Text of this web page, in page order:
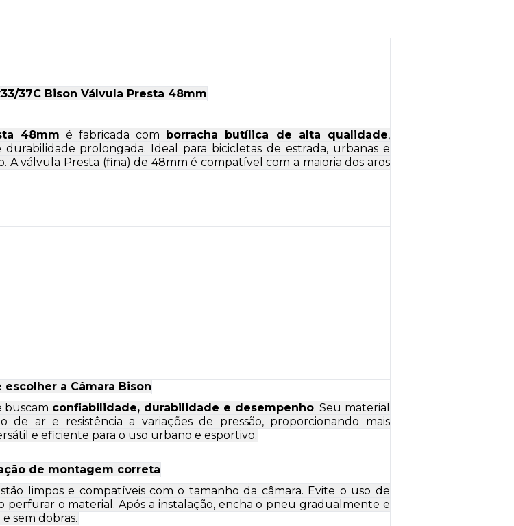
37C Bison Válvula Presta 48mm
48mm é fabricada com borracha butílica de alta qualidade,
prolongada. Ideal para bicicletas de estrada, urbanas e
A válvula Presta (fina) de 48mm é compatível com a maioria dos aros
escolher a Câmara Bison
buscam confiabilidade, durabilidade e desempenho. Seu material
ar e resistência a variações de pressão, proporcionando mais
e eficiente para o uso urbano e esportivo.
de montagem correta
limpos e compatíveis com o tamanho da câmara. Evite o uso de
o material. Após a instalação, encha o pneu gradualmente e
sem dobras.